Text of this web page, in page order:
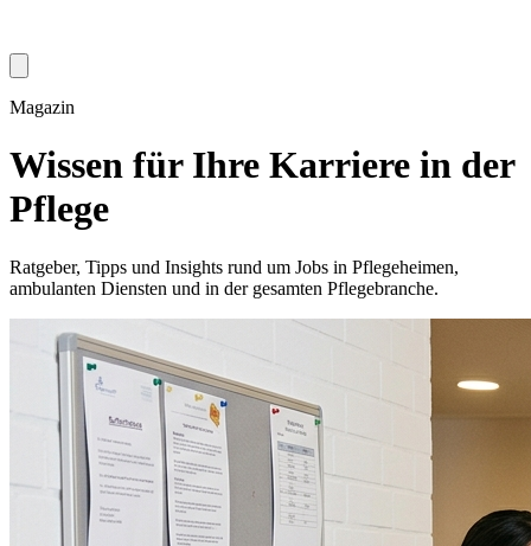
Magazin
Wissen für Ihre Karriere in der
Pflege
Ratgeber, Tipps und Insights rund um Jobs in Pflegeheimen,
ambulanten Diensten und in der gesamten Pflegebranche.